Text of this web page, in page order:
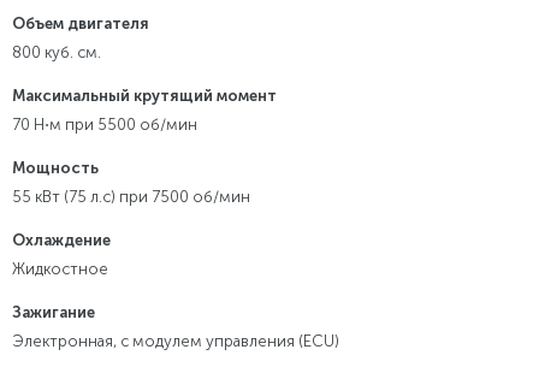
Объем двигателя
800 куб. см.
Максимальный крутящий момент
70 Н⋅м при 5500 об/мин
Мощность
55 кВт (75 л.с) при 7500 об/мин
Охлаждение
Жидкостное
Зажигание
Электронная, с модулем управления (ECU)